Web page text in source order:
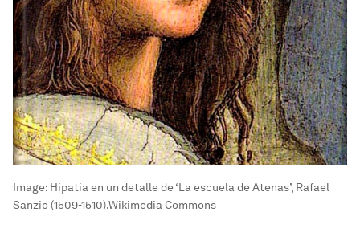
Image: Hipatia en un detalle de ‘La escuela de Atenas’, Rafael
Sanzio (1509-1510).Wikimedia Commons